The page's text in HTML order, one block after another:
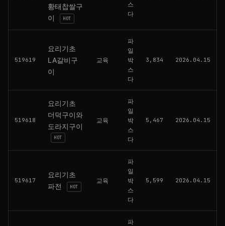
황태찹쌀구
이
HOT
스
다
519619
요리기초
LA갈비구
이
교육
파
일
박
스
다
3,834 2026.04.15
519618
요리기초
더덕구이와
도라지구이
HOT
교육
파
일
박
스
다
5,467 2026.04.15
519617
요리기초
파전
HOT
교육
파
일
박
스
다
5,599 2026.04.15
파